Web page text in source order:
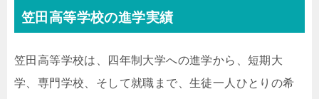
笠田高等学校の進学実績
笠田高等学校は、四年制大学への進学から、短期大
学、専門学校、そして就職まで、生徒一人ひとりの希